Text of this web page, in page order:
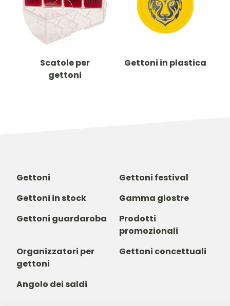
Scatole per
gettoni
Gettoni in plastica
Gettoni
Gettoni festival
Gettoni in stock
Gamma giostre
Gettoni guardaroba
Prodotti
promozionali
Organizzatori per
gettoni
Gettoni concettuali
Angolo dei saldi